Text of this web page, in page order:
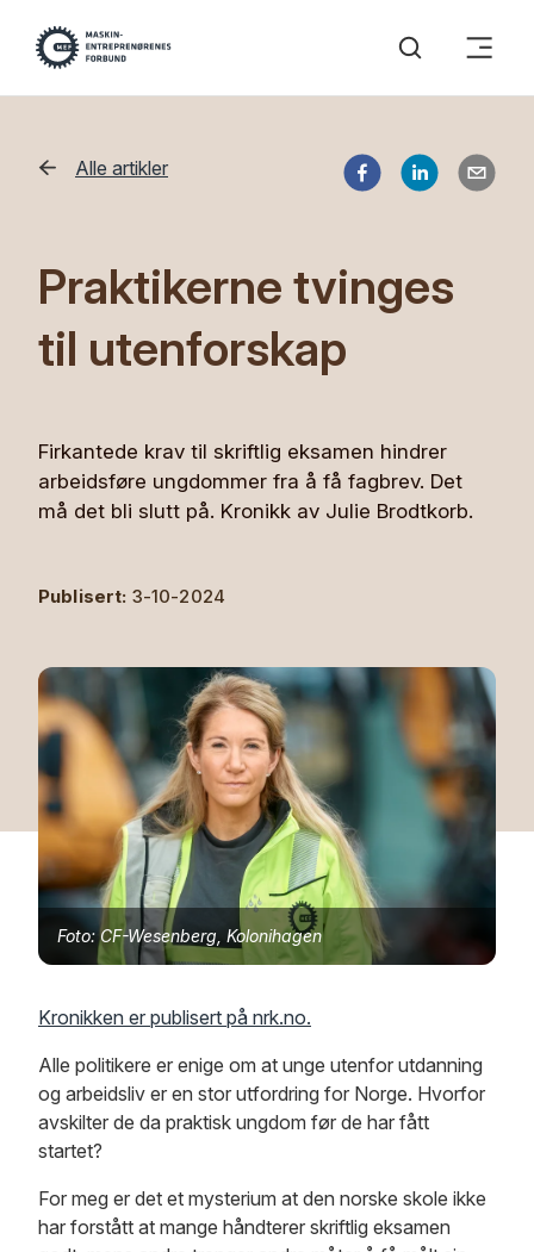
Alle artikler
Praktikerne tvinges
til utenforskap
Firkantede krav til skriftlig eksamen hindrer
arbeidsføre ungdommer fra å få fagbrev. Det
må det bli slutt på. Kronikk av Julie Brodtkorb.
Publisert: 3-10-2024
Foto: CF-Wesenberg, Kolonihagen
Kronikken er publisert på nrk.no.
Alle politikere er enige om at unge utenfor utdanning
og arbeidsliv er en stor utfordring for Norge. Hvorfor
avskilter de da praktisk ungdom før de har fått
startet?
For meg er det et mysterium at den norske skole ikke
har forstått at mange håndterer skriftlig eksamen